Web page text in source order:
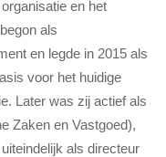
en het
als
en legde in 2015 als
voor het huidige
Later was zij actief als
Zaken en Vastgoed),
als directeur